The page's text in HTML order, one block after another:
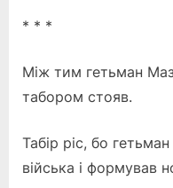
* * *
Між тим гетьман
табором стояв.
Табір ріс, бо
війська і формував